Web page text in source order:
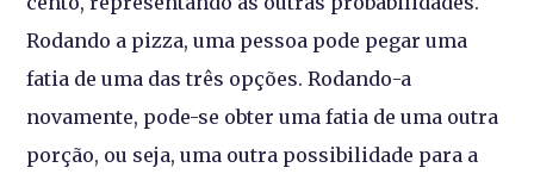
Rodando a pizza, uma pessoa pode pegar uma
fatia de uma das três opções. Rodando-a
novamente, pode-se obter uma fatia de uma outra
porção, ou seja, uma outra possibilidade para a